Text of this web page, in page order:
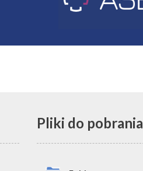
Pliki do pobrania